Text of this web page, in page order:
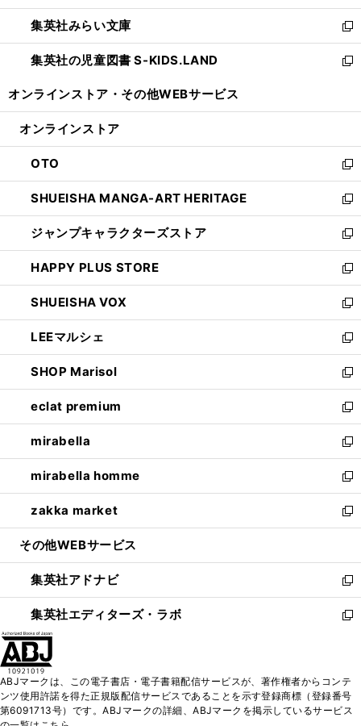
開
く
ウ
で
開
く
ン
ド
ウ
で
ウ
ィ
ン
ド
開
集英社みらい文庫
新
し
い
ン
ウ
で
開
く
集英社の児童図書 S-KIDS.LAND
新
ウ
ン
ド
ウ
で
開
く
オンラインストア・ その他WEBサービス
オンラインストア
OTO
新
し
い
ウ
ィ
ン
ド
ウ
で
開
く
SHUEISHA MANGA-ART HERITAGE
新
し
い
ウ
ィ
ン
ド
ウ
で
開
く
ジャンプキャラクターズストア
新
し
い
ウ
ィ
ン
ド
ウ
で
開
く
HAPPY PLUS STORE
新
し
い
ウ
ィ
ン
ド
ウ
で
開
く
SHUEISHA VOX
新
し
い
ウ
ィ
ン
ド
ウ
で
開
く
LEEマルシェ
新
し
い
ウ
ィ
ン
ド
ウ
で
開
く
SHOP Marisol
新
し
い
ウ
ィ
ン
ド
ウ
で
開
eclat premium
新
し
い
ウ
ィ
ン
ド
ウ
開
く
mirabella
新
し
い
ウ
ィ
ン
ウ
で
開
く
mirabella homme
新
し
い
ウ
ン
ド
ウ
で
zakka market
新
し
ウ
ィ
ン
ド
く
その他WEBサービス
集英社アドナビ
新
し
い
ド
ウ
で
集英社エディターズ・ラボ
新
ィ
ン
ABJマークは、この電子書店・電子書籍配信サービスが、著作権者からコンテ
ンツ使用許諾を得た正規版配信サービスであることを示す登録商標（登録番号
第6091713号）です。ABJマークの詳細、ABJマークを掲示しているサービス